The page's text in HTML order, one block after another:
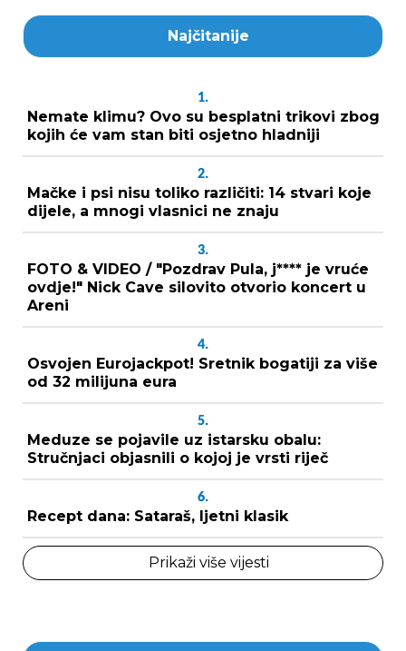
Najčitanije
1.
Nemate klimu? Ovo su besplatni trikovi zbog
kojih će vam stan biti osjetno hladniji
2.
Mačke i psi nisu toliko različiti: 14 stvari koje
dijele, a mnogi vlasnici ne znaju
3.
FOTO & VIDEO / "Pozdrav Pula, j**** je vruće
ovdje!" Nick Cave silovito otvorio koncert u
Areni
4.
Osvojen Eurojackpot! Sretnik bogatiji za više
od 32 milijuna eura
5.
Meduze se pojavile uz istarsku obalu:
Stručnjaci objasnili o kojoj je vrsti riječ
6.
Recept dana: Sataraš, ljetni klasik
Prikaži više vijesti